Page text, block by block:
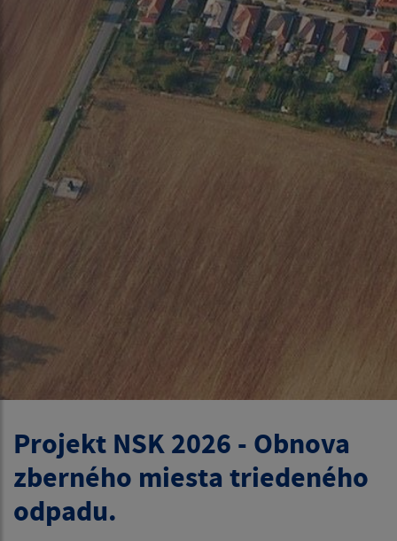
Projekt NSK 2026 - Obnova
zberného miesta triedeného
odpadu.